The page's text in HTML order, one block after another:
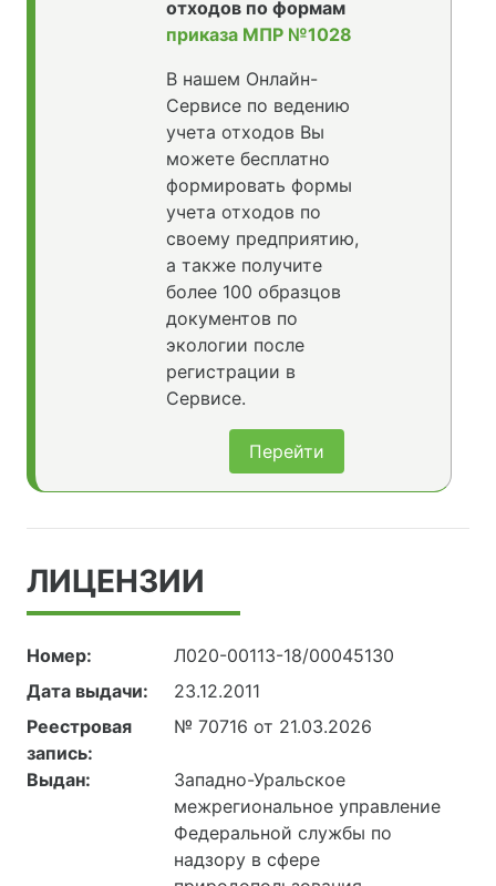
отходов по формам
приказа МПР №1028
В нашем Онлайн-
Сервисе по ведению
учета отходов Вы
можете бесплатно
формировать формы
учета отходов по
своему предприятию,
а также получите
более 100 образцов
документов по
экологии после
регистрации в
Сервисе.
Перейти
ЛИЦЕНЗИИ
Номер:
Л020-00113-18/00045130
Дата выдачи:
23.12.2011
Реестровая
запись:
№ 70716 от 21.03.2026
Выдан:
Западно-Уральское
межрегиональное управление
Федеральной службы по
надзору в сфере